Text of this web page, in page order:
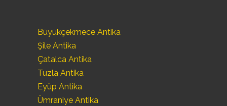
Büyükçekmece Antika
Şile Antika
Çatalca Antika
Tuzla Antika
Eyüp Antika
Ümraniye Antika